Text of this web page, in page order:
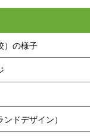
）の様子
ドデザイン）